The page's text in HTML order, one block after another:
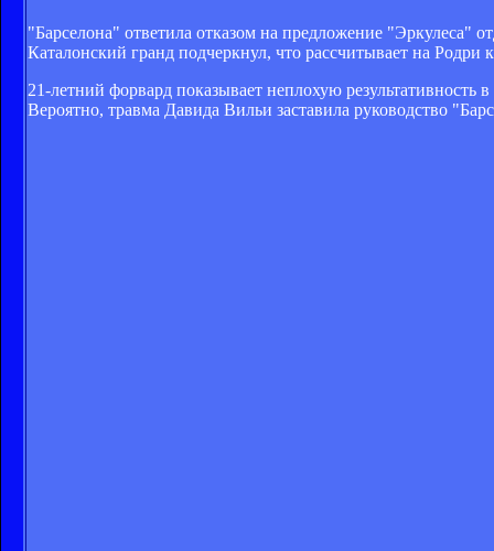
"Барселона" ответила отказом на предложение "Эркулеса"
Каталонский гранд подчеркнул, что рассчитывает на
21-летний форвард показывает неплохую результативность
Вероятно, травма Давида Вильи заставила руководство